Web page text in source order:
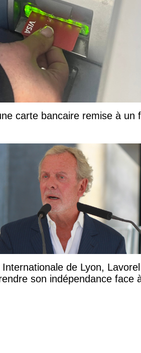
carte bancaire remise à un
de Lyon, Lavorel
son indépendance face